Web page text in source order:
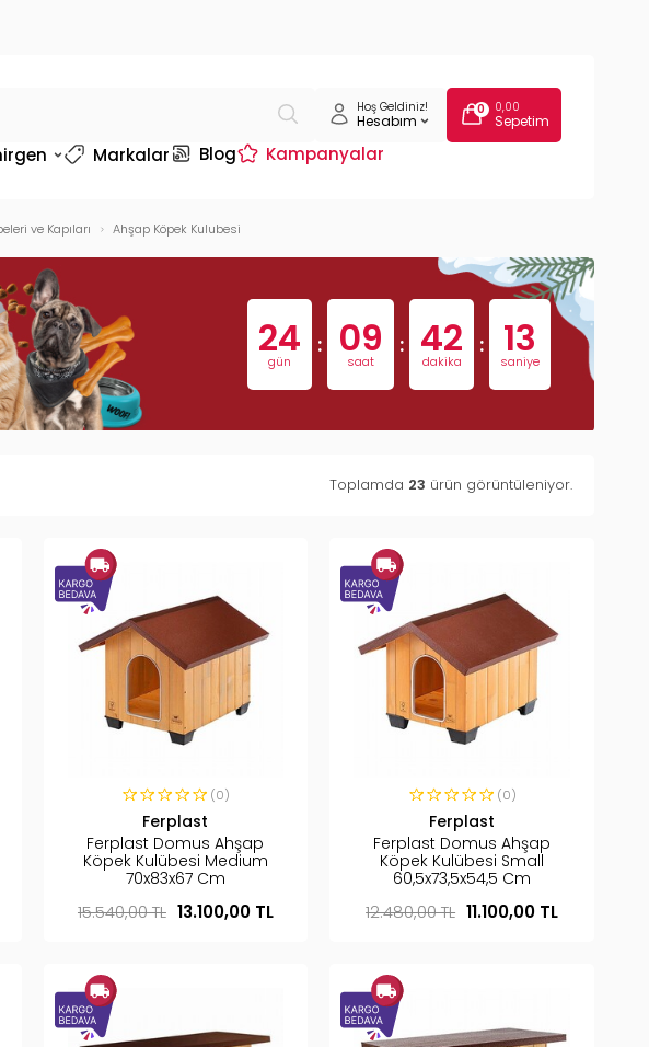
Hoş Geldiniz!
Hesabım
0 0,00
Sepetim
Markalar Blog Kampanyalar
ve Kapıları Ahşap Köpek Kulubesi
24
gün
: 09
saat
: 42
dakika
: 12
saniye
Toplamda 23 ürün görüntüleniyor.
(0)
Ferplast
Ferplast Domus Ahşap
Köpek Kulübesi Medium
70x83x67 Cm
15.540,00 TL 13.100,00 TL
(0)
Ferplast
Ferplast Domus Ahşap
Köpek Kulübesi Small
60,5x73,5x54,5 Cm
12.480,00 TL 11.100,00 TL